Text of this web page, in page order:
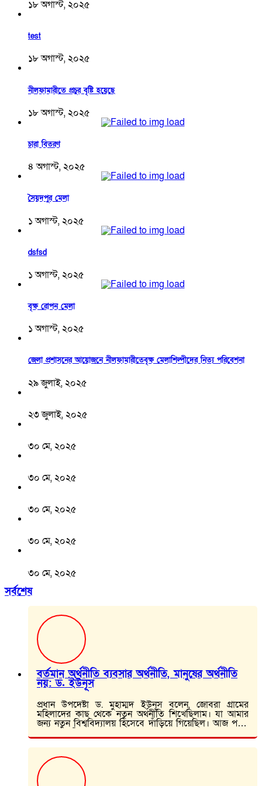
১৮ অগাস্ট, ২০২৫
test
১৮ অগাস্ট, ২০২৫
নীলফামারীতে প্রচুর বৃষ্টি হয়েছে
১৮ অগাস্ট, ২০২৫
চারা বিতরণ
৪ অগাস্ট, ২০২৫
সৈয়দপুর মেলা
১ অগাস্ট, ২০২৫
dsfsd
১ অগাস্ট, ২০২৫
বৃক্ষ রোপন মেলা
১ অগাস্ট, ২০২৫
জেলা প্রশাসনের আয়োজনে নীলফামারীতেবৃক্ষ মেলাশিল্পীদের নিত্য পরিবেশনা
২৯ জুলাই, ২০২৫
২৩ জুলাই, ২০২৫
৩০ মে, ২০২৫
৩০ মে, ২০২৫
৩০ মে, ২০২৫
৩০ মে, ২০২৫
৩০ মে, ২০২৫
সর্বশেষ
বর্তমান অর্থনীতি ব্যবসার অর্থনীতি, মানুষের অর্থনীতি
নয়: ড. ইউনূস
প্রধান উপদেষ্টা ড. মুহাম্মদ ইউনূস বলেন, জোবরা গ্রামের
মহিলাদের কাছ থেকে নতুন অর্থনীতি শিখেছিলাম। যা আমার
জন্য নতুন বিশ্ববিদ্যালয় হিসেবে দাঁড়িয়ে গিয়েছিল। আজ পর্যন্ত
যা করে যাচ্ছি, তা জোবরা থেকে…